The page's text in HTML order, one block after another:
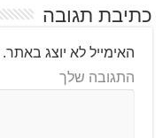
כתיבת תגובה
האימייל לא יוצג באתר.
התגובה שלך